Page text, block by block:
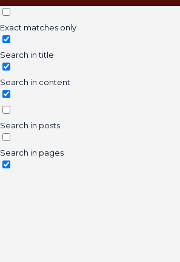
Exact matches only
Search in title
Search in content
Search in posts
Search in pages